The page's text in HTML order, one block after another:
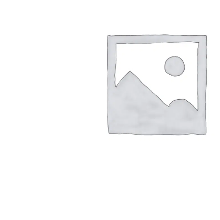
Arbres fruitiers
Plantes méditerranéennes et exotiques
Plantes
Plantes
Plantes
Plantes
Plantes